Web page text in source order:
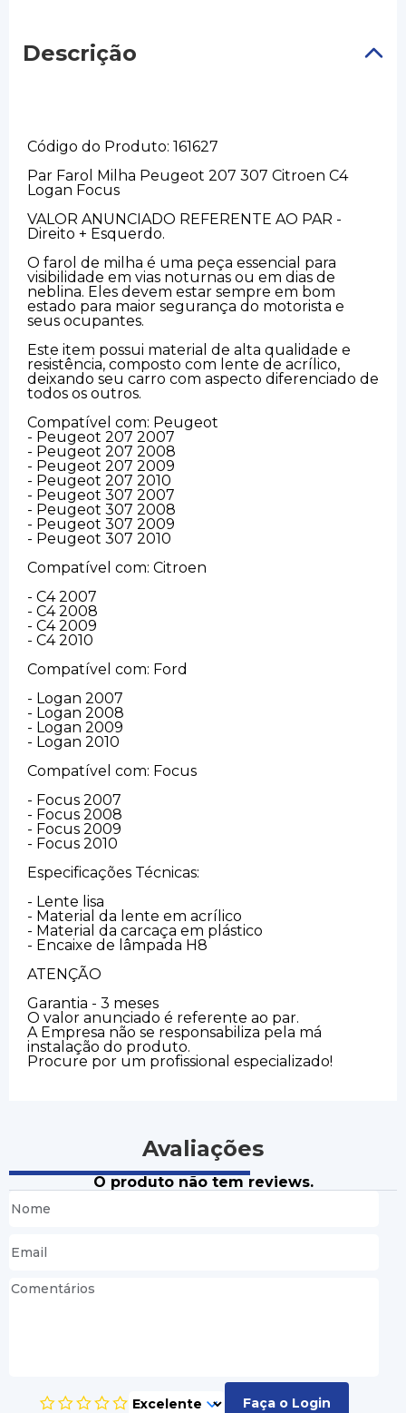
Descrição
Código do Produto: 161627
Par Farol Milha Peugeot 207 307 Citroen C4
Logan Focus
VALOR ANUNCIADO REFERENTE AO PAR -
Direito + Esquerdo.
O farol de milha é uma peça essencial para
visibilidade em vias noturnas ou em dias de
neblina. Eles devem estar sempre em bom
estado para maior segurança do motorista e
seus ocupantes.
Este item possui material de alta qualidade e
resistência, composto com lente de acrílico,
deixando seu carro com aspecto diferenciado de
todos os outros.
Compatível com: Peugeot
- Peugeot 207 2007
- Peugeot 207 2008
- Peugeot 207 2009
- Peugeot 207 2010
- Peugeot 307 2007
- Peugeot 307 2008
- Peugeot 307 2009
- Peugeot 307 2010
Compatível com: Citroen
- C4 2007
- C4 2008
- C4 2009
- C4 2010
Compatível com: Ford
- Logan 2007
- Logan 2008
- Logan 2009
- Logan 2010
Compatível com: Focus
- Focus 2007
- Focus 2008
- Focus 2009
- Focus 2010
Especificações Técnicas:
- Lente lisa
- Material da lente em acrílico
- Material da carcaça em plástico
- Encaixe de lâmpada H8
ATENÇÃO
Garantia - 3 meses
O valor anunciado é referente ao par.
A Empresa não se responsabiliza pela má
instalação do produto.
Procure por um profissional especializado!
Avaliações
O produto não tem reviews.
Faça o Login